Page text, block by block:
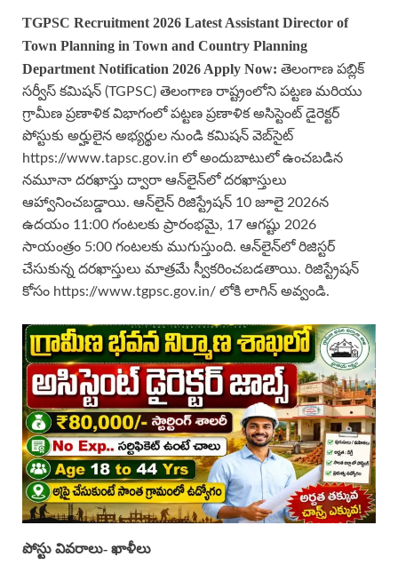
TGPSC Recruitment 2026 Latest Assistant Director of
Town Planning in Town and Country Planning
Department Notification 2026 Apply Now: తెలంగాణ పబ్లిక్
సర్వీస్ కమిషన్ (TGPSC) తెలంగాణ రాష్ట్రంలోని పట్టణ మరియు
గ్రామీణ ప్రణాళిక విభాగంలో పట్టణ ప్రణాళిక అసిస్టెంట్ డైరెక్టర్
పోస్టుకు అర్హులైన అభ్యర్థుల నుండి కమిషన్ వెబ్‌సైట్
https://www.tapsc.gov.in లో అందుబాటులో ఉంచబడిన
నమూనా దరఖాస్తు ద్వారా ఆన్‌లైన్‌లో దరఖాస్తులు
ఆహ్వానించబడ్డాయి. ఆన్‌లైన్ రిజిస్ట్రేషన్ 10 జూలై 2026న
ఉదయం 11:00 గంటలకు ప్రారంభమై, 17 ఆగష్టు 2026
సాయంత్రం 5:00 గంటలకు ముగుస్తుంది. ఆన్‌లైన్‌లో రిజిస్టర్
చేసుకున్న దరఖాస్తులు మాత్రమే స్వీకరించబడతాయి. రిజిస్ట్రేషన్
కోసం https://www.tgpsc.gov.in/ లోకి లాగిన్ అవ్వండి.
పోస్టు వివరాలు- ఖాళీలు